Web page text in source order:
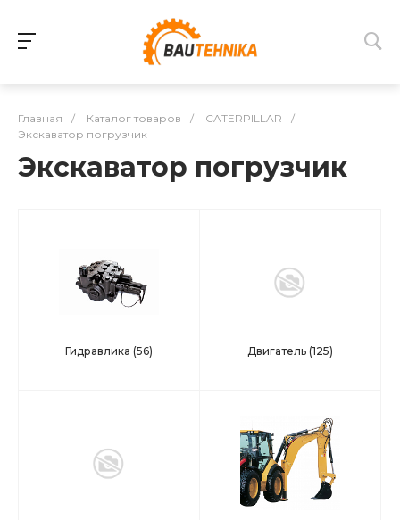
Главная / Каталог товаров / CATERPILLAR
/
Экскаватор погрузчик
Экскаватор погрузчик
Гидравлика (56) Двигатель (125)